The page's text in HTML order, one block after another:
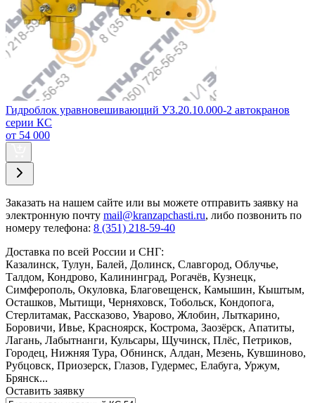
Гидроблок уравновешивающий УЗ.20.10.000-2 автокранов
серии КС
от 54 000
Заказать на нашем сайте или вы можете отправить заявку на
электронную почту mail@kranzapchasti.ru, либо позвонить по
номеру телефона: 8 (351) 218-59-40
Доставка по всей России и СНГ:
Казалинск, Тулун, Балей, Долинск, Славгород, Облучье,
Талдом, Кондрово, Калининград, Рогачёв, Кузнецк,
Симферополь, Окуловка, Благовещенск, Камышин, Кыштым,
Осташков, Мытищи, Черняховск, Тобольск, Кондопога,
Стерлитамак, Рассказово, Уварово, Жлобин, Лыткарино,
Боровичи, Ивье, Красноярск, Кострома, Заозёрск, Апатиты,
Лагань, Лабытнанги, Кульсары, Щучинск, Плёс, Петриков,
Городец, Нижняя Тура, Обнинск, Алдан, Мезень, Кувшиново,
Рубцовск, Приозерск, Глазов, Гудермес, Елабуга, Уржум,
Брянск...
Оставить заявку